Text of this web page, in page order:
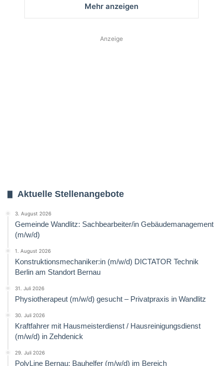
Mehr anzeigen
Anzeige
Aktuelle Stellenangebote
3. August 2026
Gemeinde Wandlitz: Sachbearbeiter/in Gebäudemanagement
(m/w/d)
1. August 2026
Konstruktionsmechaniker:in (m/w/d) DICTATOR Technik
Berlin am Standort Bernau
31. Juli 2026
Physiotherapeut (m/w/d) gesucht – Privatpraxis in Wandlitz
30. Juli 2026
Kraftfahrer mit Hausmeisterdienst / Hausreinigungsdienst
(m/w/d) in Zehdenick
29. Juli 2026
PolyLine Bernau: Bauhelfer (m/w/d) im Bereich